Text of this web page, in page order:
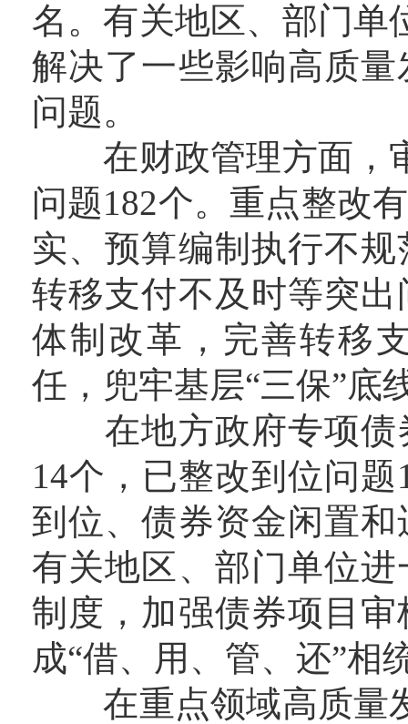
名。有关地区、部门单
解决了一些影响高质
问题。
在财政管理方面，审
问题182个。重点整改
实、预算编制执行不
转移支付不及时等突
体制改革，完善转移
任，兜牢基层“三保”底
在地方政府专项债
14个，已整改到位问
到位、债券资金闲置
有关地区、部门单位
制度，加强债券项目
成“借、用、管、还”相
在重点领域高质量发